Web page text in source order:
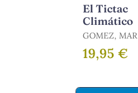
El Tictac
Climático
GOMEZ, MAR
19,95 €